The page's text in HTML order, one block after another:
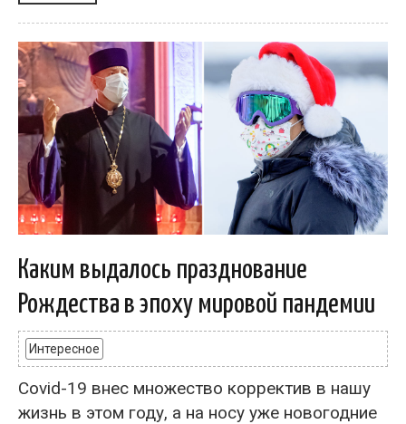
Каким выдалось празднование
Рождества в эпоху мировой пандемии
Интересное
Covid-19 внес множество корректив в нашу
жизнь в этом году, а на носу уже новогодние